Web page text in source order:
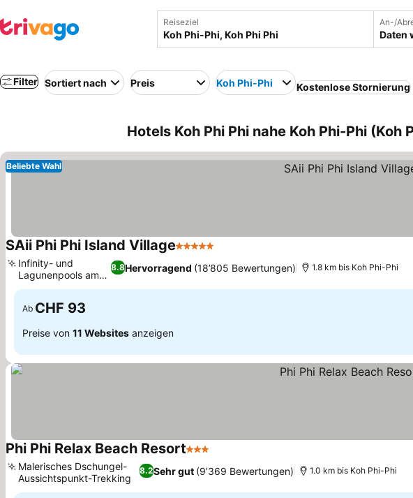
Reiseziel An-/
Daten
Filter Sortiert nach Preis Koh Phi-Phi Kostenlose Stornierung
Hotels Koh Phi Phi nahe Koh Phi-Phi (Koh
Beliebte Wahl
SAii Phi Phi Island Village5 Sterne
8.8Hervorragend (18’805 Bewertungen)
Infinity- und
Lagunenpools am
Strand
1.8 km bis Koh Phi-Phi
Ab CHF 93
Preise von 11 Websites anzeigen
Phi Phi Relax Beach Resort3 Sterne
8.2Sehr gut (9’369 Bewertungen)
Malerisches Dschungel-
Aussichtspunkt-Trekking
1.0 km bis Koh Phi-Phi